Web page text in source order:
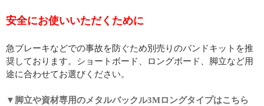
安全にお使いいただくために
急ブレーキなどでの事故を防ぐため別売りのバンドキットを推
奨しております。ショートボード、ロングボード、脚立など用
途に合わせてお選びください。
▼脚立や資材専用のメタルバックル3Mロングタイプはこちら